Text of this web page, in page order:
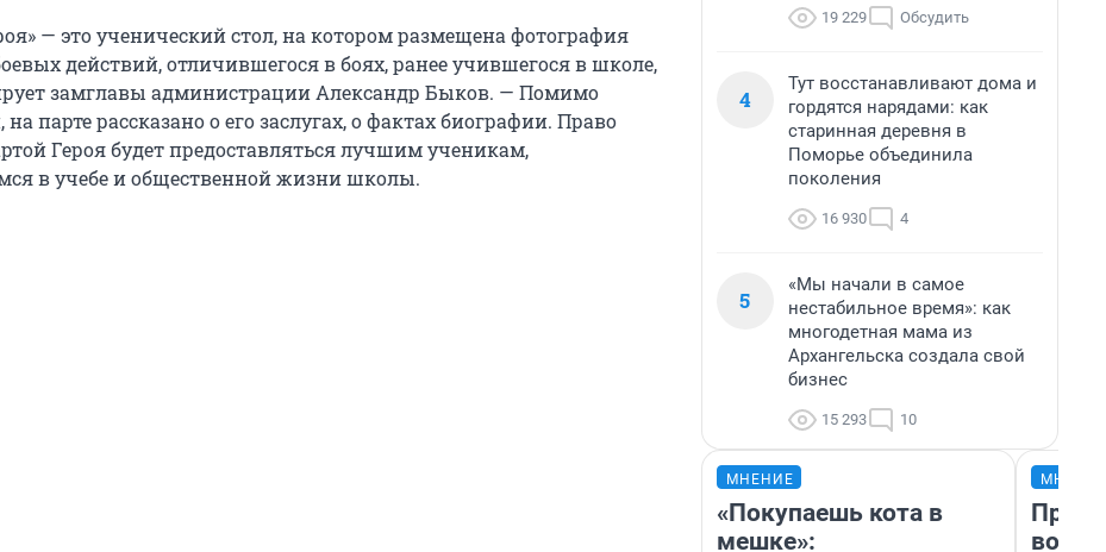
— это ученический стол, на котором размещена фотография
действий, отличившегося в боях, ранее учившегося в школе,
замглавы администрации Александр Быков. — Помимо
парте рассказано о его заслугах, о фактах биографии. Право
Героя будет предоставляться лучшим ученикам,
в учебе и общественной жизни школы.
19 229 Обсудить
4
Тут восстанавливают дома и
гордятся нарядами: как
старинная деревня в
Поморье объединила
поколения
16 930 4
5
«Мы начали в самое
нестабильное время»: как
многодетная мама из
Архангельска создала свой
бизнес
15 293 10
МНЕНИЕ
«Покупаешь кота в
мешке»: